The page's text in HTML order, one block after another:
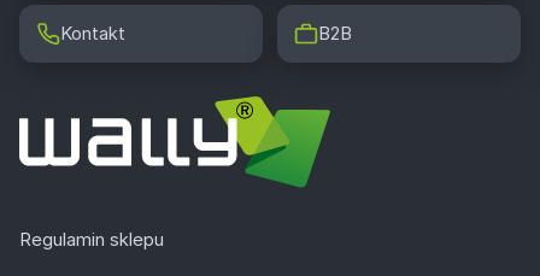
rozpoczyna się już od wyboru rozmiaru i kształtu
naklejki. Możliwości są praktycznie nieograniczone – od
które mogą całkowicie odmienić wygląd każdego
pomieszczenia. Klientom oferujemy również naklejki o
złożonych kształtach i wielkościach, które są idealne na
firmowych.
Kontakt B2B
Regulamin sklepu